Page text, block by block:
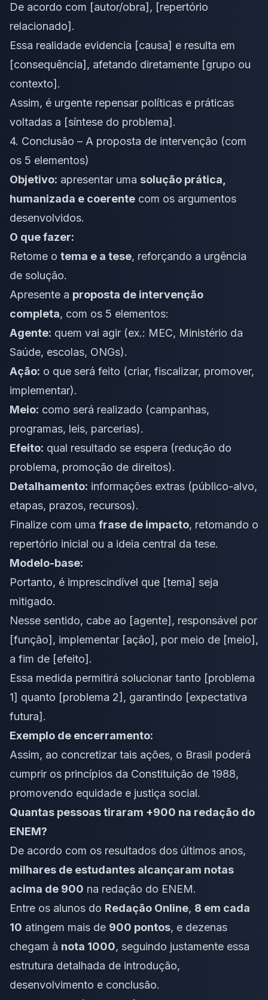
De acordo com [autor/obra], [repertório
relacionado].
Essa realidade evidencia [causa] e resulta em
[consequência], afetando diretamente [grupo ou
contexto].
Assim, é urgente repensar políticas e práticas
voltadas a [síntese do problema].
4. Conclusão – A proposta de intervenção (com
os 5 elementos)
Objetivo: apresentar uma solução prática,
humanizada e coerente com os argumentos
desenvolvidos.
O que fazer:
Retome o tema e a tese, reforçando a urgência
de solução.
Apresente a proposta de intervenção
completa, com os 5 elementos:
Agente: quem vai agir (ex.: MEC, Ministério da
Saúde, escolas, ONGs).
Ação: o que será feito (criar, fiscalizar, promover,
implementar).
Meio: como será realizado (campanhas,
programas, leis, parcerias).
Efeito: qual resultado se espera (redução do
problema, promoção de direitos).
Detalhamento: informações extras (público-alvo,
etapas, prazos, recursos).
Finalize com uma frase de impacto, retomando o
repertório inicial ou a ideia central da tese.
Modelo-base:
Portanto, é imprescindível que [tema] seja
mitigado.
Nesse sentido, cabe ao [agente], responsável por
[função], implementar [ação], por meio de [meio],
a fim de [efeito].
Essa medida permitirá solucionar tanto [problema
1] quanto [problema 2], garantindo [expectativa
futura].
Exemplo de encerramento:
Assim, ao concretizar tais ações, o Brasil poderá
cumprir os princípios da Constituição de 1988,
promovendo equidade e justiça social.
Quantas pessoas tiraram +900 na redação do
ENEM?
De acordo com os resultados dos últimos anos,
milhares de estudantes alcançaram notas
acima de 900 na redação do ENEM.
Entre os alunos do Redação Online, 8 em cada
10 atingem mais de 900 pontos, e dezenas
chegam à nota 1000, seguindo justamente essa
estrutura detalhada de introdução,
desenvolvimento e conclusão.